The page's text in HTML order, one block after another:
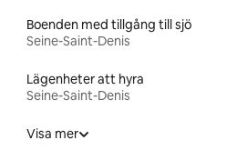
Boenden med tillgång till sjö
Seine-Saint-Denis
Lägenheter att hyra
Seine-Saint-Denis
Visa mer